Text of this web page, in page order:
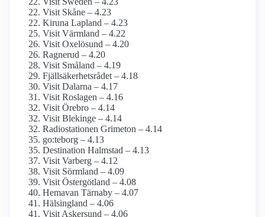
Visit Skåne – 4.23
Kiruna Lapland – 4.23
Visit Värmland – 4.22
Visit Oxelösund – 4.20
Ragnerud – 4.20
Visit Småland – 4.19
Fjällsäkerhetsrådet – 4.18
Visit Dalarna – 4.17
Visit Roslagen – 4.16
Visit Örebro – 4.14
Visit Blekinge – 4.14
Radiostationen Grimeton – 4.14
go:teborg – 4.13
Destination Halmstad – 4.13
Visit Varberg – 4.12
Visit Sörmland – 4.09
Visit Östergötland – 4.08
Hemavan Tärnaby – 4.07
Hälsingland – 4.06
Visit Askersund – 4.06